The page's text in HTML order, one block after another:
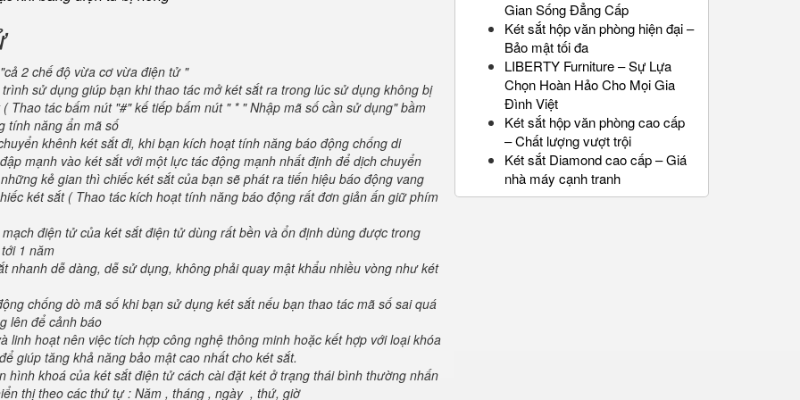
2 chế độ vừa cơ vừa điện tử "
sử dụng giúp bạn khi thao tác mở két sắt ra trong lúc sử dụng không bị
Thao tác bấm nút "#" kế tiếp bấm nút " * " Nhập mã số cần sử dụng" bầm
tính năng ẩn mã số
khênh két sắt đi, khi bạn kích hoạt tính năng báo động chống di
mạnh vào két sắt với một lực tác động mạnh nhất định để dịch chuyển
kẻ gian thì chiếc két sắt của bạn sẽ phát ra tiến hiệu báo động vang
két sắt ( Thao tác kích hoạt tính năng báo động rất đơn giản ấn giữ phím
điện tử của két sắt điện tử dùng rất bền và ổn định dùng được trong
1 năm
nhanh dễ dàng, dễ sử dụng, không phải quay mật khẩu nhiều vòng như két
chống dò mã số khi bạn sử dụng két sắt nếu bạn thao tác mã số sai quá
lên để cảnh báo
linh hoạt nên việc tích hợp công nghệ thông minh hoặc kết hợp với loại khóa
giúp tăng khả năng bảo mật cao nhất cho két sắt.
hình khoá của két sắt điện tử cách cài đặt két ở trạng thái bình thường nhấn
thị theo các thứ tự : Năm , tháng , ngày , thứ, giờ
Gian Sống Đẳng Cấp
Két sắt hộp văn phòng hiện đại –
Bảo mật tối đa
LIBERTY Furniture – Sự Lựa
Chọn Hoàn Hảo Cho Mọi Gia
Đình Việt
Két sắt hộp văn phòng cao cấp
– Chất lượng vượt trội
Két sắt Diamond cao cấp – Giá
nhà máy cạnh tranh